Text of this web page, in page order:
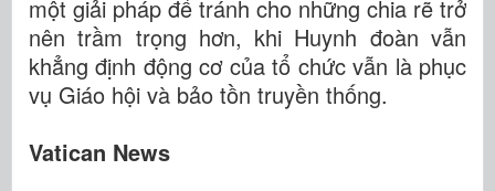
một giải pháp để tránh cho những chia rẽ trở
nên trầm trọng hơn, khi Huynh đoàn vẫn
khẳng định động cơ của tổ chức vẫn là phục
vụ Giáo hội và bảo tồn truyền thống.
Vatican News